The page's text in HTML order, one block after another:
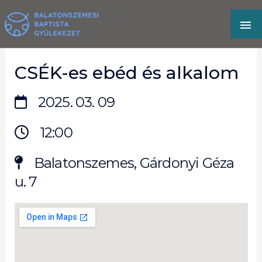
to
content
CSÉK-es ebéd és alkalom
2025. 03. 09
12:00
Balatonszemes, Gárdonyi Géza
u. 7